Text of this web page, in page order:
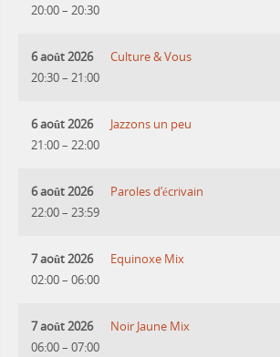
20:00– 20:30
6 août 2026
20:30– 21:00
Culture & Vous
6 août 2026
21:00– 22:00
Jazzons un peu
6 août 2026
22:00– 23:59
Paroles d’écrivain
7 août 2026
02:00– 06:00
Equinoxe Mix
7 août 2026
06:00– 07:00
Noir Jaune Mix